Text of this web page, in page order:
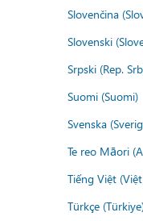
Slovenčina
Slovenski
Srpski (Rep.
Suomi (Suomi)
Svenska
Te reo Māori
Tiếng Việt
Türkçe